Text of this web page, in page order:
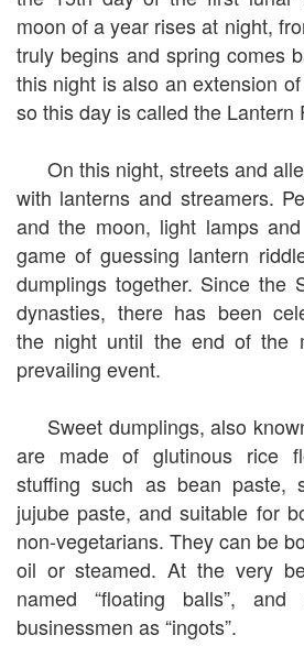
moon of a year rises at night,
truly begins and spring comes
this night is also an extension
so this day is called the Lantern
On this night, streets and
with lanterns and streamers.
and the moon, light lamps
game of guessing lantern
dumplings together. Since the
dynasties, there has been
the night until the end of the
prevailing event.
Sweet dumplings, also
are made of glutinous rice
stuffing such as bean paste,
jujube paste, and suitable for
non-vegetarians. They can be
oil or steamed. At the very
named “floating balls”,
businessmen as “ingots”.